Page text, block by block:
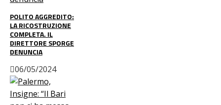
POLITO AGGREDITO:
LA RICOSTRUZIONE
COMPLETA. IL
DIRETTORE SPORGE
DENUNCIA
06/05/2024